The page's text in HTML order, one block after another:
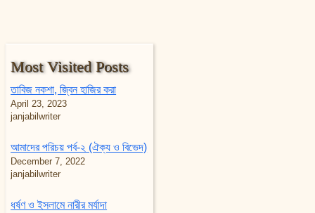
Most Visited Posts
তাবিজ নকশা, জ্বিন হাজির করা
April 23, 2023
janjabilwriter
আমাদের পরিচয় পর্ব-২ (ঐক্য ও বিভেদ)
December 7, 2022
janjabilwriter
ধর্ষণ ও ইসলামে নারীর মর্যাদা